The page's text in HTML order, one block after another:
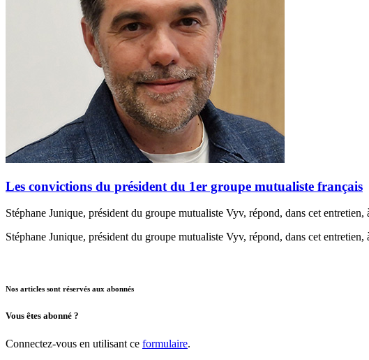
Les convictions du président du 1er groupe mutualiste français
Stéphane Junique, président du groupe mutualiste Vyv, répond, dans cet
Stéphane Junique, président du groupe mutualiste Vyv, répond, dans cet
Nos articles sont réservés aux abonnés
Vous êtes abonné ?
Connectez-vous en utilisant ce formulaire.